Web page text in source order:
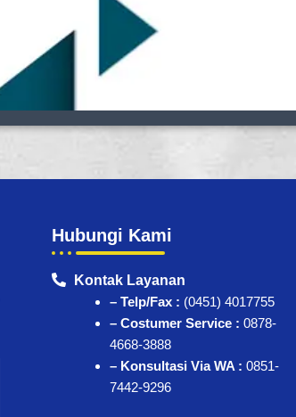
Hubungi Kami
Kontak Layanan
– Telp/Fax : (0451) 4017755
– Costumer Service : 0878-
4668-3888
– Konsultasi Via WA : 0851-
7442-9296